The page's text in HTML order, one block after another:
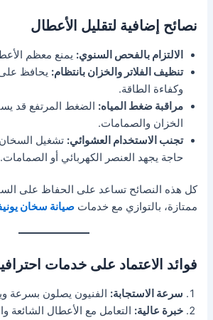
نصائح إضافية لتقليل الأعطال
الالتزام بالفحص السنوي: يمنع معظم
تنظيف الفلاتر والخزان بانتظام: يحافظ
وكفاءة الطاقة.
مراقبة ضغط المياه: الضغط المرتفع قد
الخزان والصمامات.
تجنب الاستخدام العشوائي: تشغيل
حاجة يجهد العنصر الكهربائي أو الصمامات.
كل هذه النصائح تساعد على الحفاظ على
ممتازة، بالتوازي مع خدماتصيانة سخان
فوائد الاعتماد على خدمات
سرعة الاستجابة: الفنيون يصلون بسرعة
خبرة عالية: التعامل مع الأعطال الشائعة